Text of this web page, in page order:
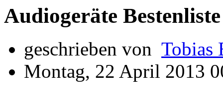
Audiogeräte Bestenliste
geschrieben von Tobias
Montag, 22 April 2013